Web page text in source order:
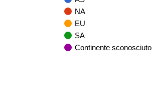
NA
EU
SA
Continente sconosciuto